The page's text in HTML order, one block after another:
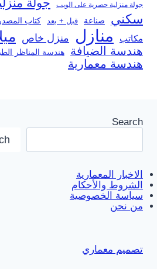
جولة منزلية حصرية على الويب جولة
سكني صناعة قبل + بعد كتاب المصدر
مكاتب منازل منزل خاص
هندسة الضيافة هندسة المناظر
هندسة معمارية
Search
الاخبار المعمارية
الشروط والأحكام
سياسة الخصوصية
من نحن
تصميم معماري